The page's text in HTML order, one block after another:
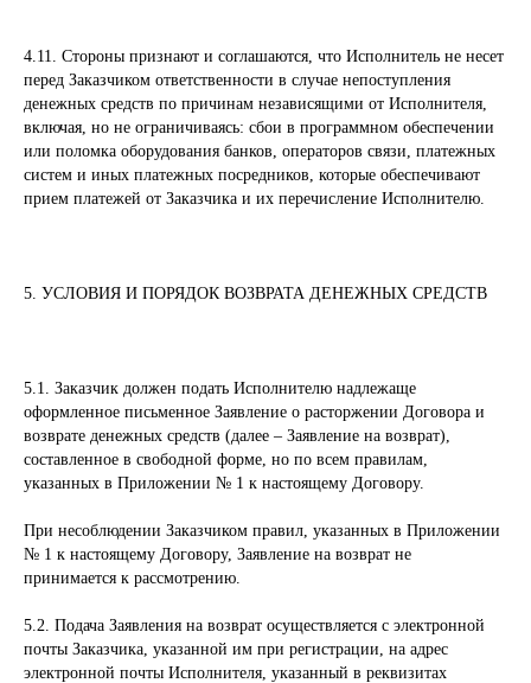
4.11. Стороны признают и соглашаются, что Исполнитель не несет
перед Заказчиком ответственности в случае непоступления
денежных средств по причинам независящими от Исполнителя,
включая, но не ограничиваясь: сбои в программном обеспечении
или поломка оборудования банков, операторов связи, платежных
систем и иных платежных посредников, которые обеспечивают
прием платежей от Заказчика и их перечисление Исполнителю.
5. УСЛОВИЯ И ПОРЯДОК ВОЗВРАТА ДЕНЕЖНЫХ СРЕДСТВ
5.1. Заказчик должен подать Исполнителю надлежаще
оформленное письменное Заявление о расторжении Договора и
возврате денежных средств (далее – Заявление на возврат),
составленное в свободной форме, но по всем правилам,
указанных в Приложении № 1 к настоящему Договору.
При несоблюдении Заказчиком правил, указанных в Приложении
№ 1 к настоящему Договору, Заявление на возврат не
принимается к рассмотрению.
5.2. Подача Заявления на возврат осуществляется с электронной
почты Заказчика, указанной им при регистрации, на адрес
электронной почты Исполнителя, указанный в реквизитах